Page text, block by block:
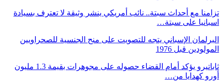
تزامنا مع أحداث سبتة.. نائب أمريكي ينشر وثيقة لا تعترف بسيادة
اسبانيا على سبتة…
البرلمان الإسباني يتجه للتصويت على منح الجنسية للصحراويين
المولودين قبل 1976
ثاباتيرو يؤكد أمام القضاء حصوله على مجوهرات بقيمة 1.3 مليون
أورو كهدايا من…